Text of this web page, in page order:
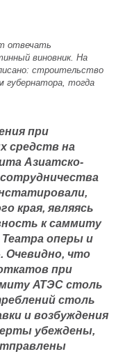
отвечать
виновник. На
строительство
губернатора, тогда
при
средств на
Азиатско-
сотрудничества
края, являясь
к саммиту
оперы и
Очевидно, что
при
АТЭС столь
столь
и возбуждения
убеждены,